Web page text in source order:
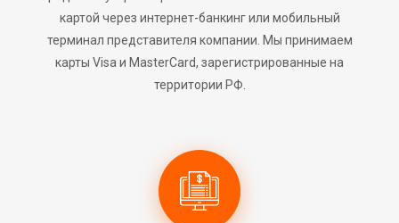
картой через интернет-банкинг или мобильный
терминал представителя компании. Мы принимаем
карты Visa и MasterCard, зарегистрированные на
территории РФ.